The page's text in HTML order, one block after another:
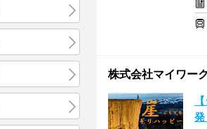
株式会社マイワ
発